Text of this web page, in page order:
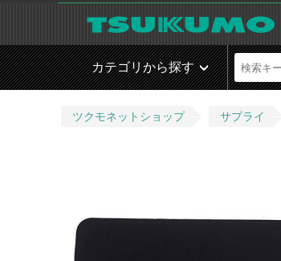
カテゴリから探す
ツクモネットショップ サプライ